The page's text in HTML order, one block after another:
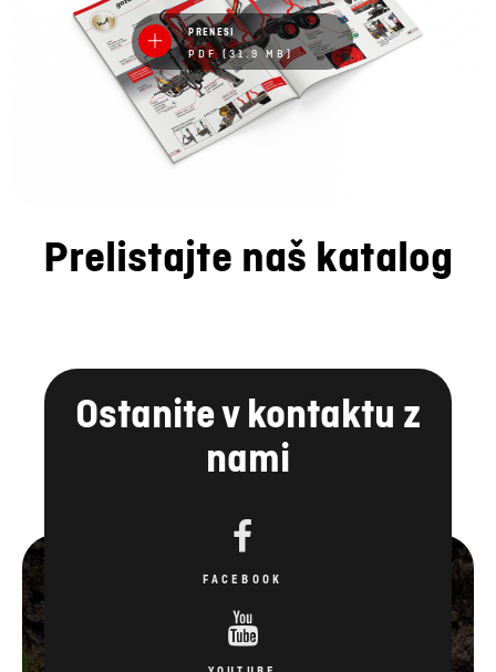
PRENESI
PDF (31.9 MB)
Prelistajte naš katalog
Ostanite v kontaktu z
nami
FACEBOOK